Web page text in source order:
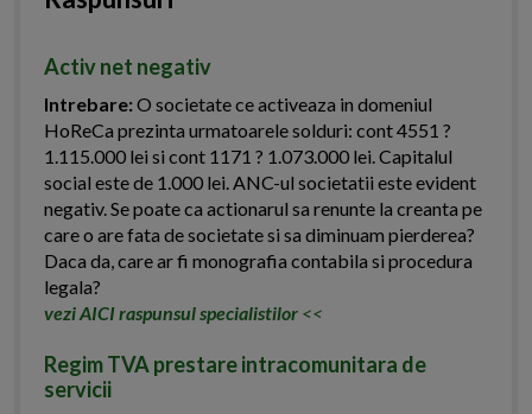
Activ net negativ
Intrebare:O societate ce activeaza in domeniul
HoReCa prezinta urmatoarele solduri: cont 4551 ?
1.115.000 lei si cont 1171 ? 1.073.000 lei. Capitalul
social este de 1.000 lei. ANC-ul societatii este evident
negativ. Se poate ca actionarul sa renunte la creanta pe
care o are fata de societate si sa diminuam pierderea?
Daca da, care ar fi monografia contabila si procedura
legala?
vezi AICI raspunsul specialistilor <<
Regim TVA prestare intracomunitara de
servicii